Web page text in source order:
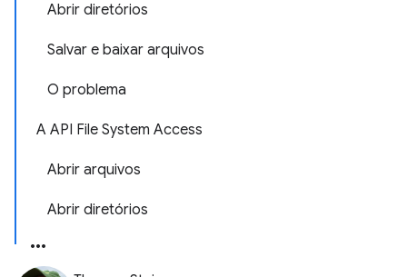
Abrir diretórios
Salvar e baixar arquivos
O problema
A API File System Access
Abrir arquivos
Abrir diretórios